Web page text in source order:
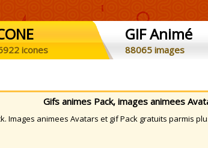
icones
GIF Animé
88065 images
Gifs animes Pack, images animees
animees Avatars et gif Pack gratuits parmis